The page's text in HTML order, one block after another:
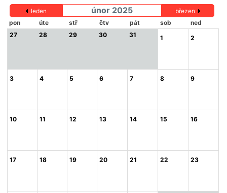
leden únor 2025
březen
pon
úte stř čtv pát sob
ned
27
28 29 30 31 1 2
3 4 5 6 7 8 9
10 11 12 13 14 15 16
17 18 19 20 21 22 23